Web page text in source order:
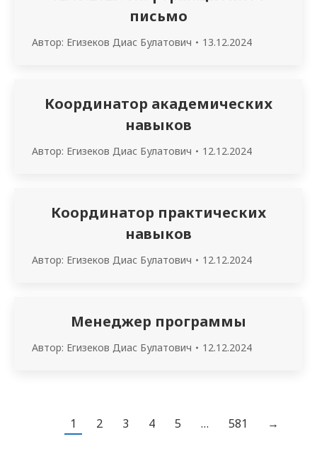
письмо
Автор: Егизеков Диас Булатович 13.12.2024
Координатор академических
навыков
Автор: Егизеков Диас Булатович 12.12.2024
Координатор практических
навыков
Автор: Егизеков Диас Булатович 12.12.2024
Менеджер программы
Автор: Егизеков Диас Булатович 12.12.2024
1 2 3 4 5 … 581 →